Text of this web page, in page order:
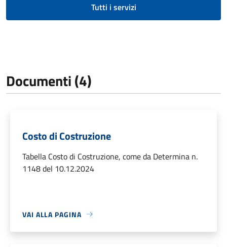
Tutti i servizi
Documenti (4)
Costo di Costruzione
Tabella Costo di Costruzione, come da Determina n.
1148 del 10.12.2024
VAI ALLA PAGINA